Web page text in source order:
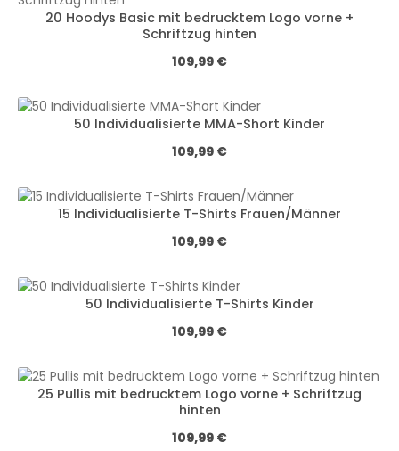
20 Hoodys Basic mit bedrucktem Logo vorne +
Schriftzug hinten
Regulärer Preis:
109,99 €
50 Individualisierte MMA-Short Kinder
Regulärer Preis:
109,99 €
15 Individualisierte T-Shirts Frauen/Männer
Regulärer Preis:
109,99 €
50 Individualisierte T-Shirts Kinder
Regulärer Preis:
109,99 €
25 Pullis mit bedrucktem Logo vorne + Schriftzug
hinten
Regulärer Preis:
109,99 €